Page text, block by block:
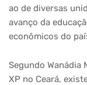
ao de diversas
avanço da
econômicos do
Segundo Wanádia
XP no Ceará,